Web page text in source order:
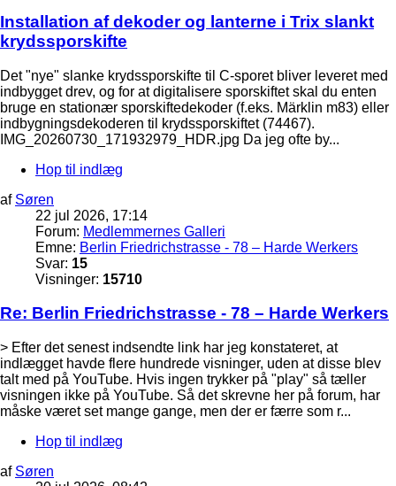
Installation af dekoder og lanterne i Trix slankt
krydssporskifte
Det "nye" slanke krydssporskifte til C-sporet bliver leveret med
indbygget drev, og for at digitalisere sporskiftet skal du enten
bruge en stationær sporskiftedekoder (f.eks. Märklin m83) eller
indbygningsdekoderen til krydssporskiftet (74467).
IMG_20260730_171932979_HDR.jpg Da jeg ofte by...
Hop til indlæg
af Søren
22 jul 2026, 17:14
Forum: Medlemmernes Galleri
Emne: Berlin Friedrichstrasse - 78 – Harde Werkers
Svar: 15
Visninger: 15710
Re: Berlin Friedrichstrasse - 78 – Harde Werkers
> Efter det senest indsendte link har jeg konstateret, at
indlægget havde flere hundrede visninger, uden at disse blev
talt med på YouTube. Hvis ingen trykker på "play" så tæller
visningen ikke på YouTube. Så det skrevne her på forum, har
måske været set mange gange, men der er færre som r...
Hop til indlæg
af Søren